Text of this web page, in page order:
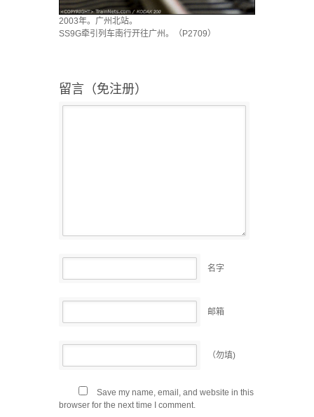
2003年。广州北站。
SS9G牵引列车南行开往广州。（P2709）
留言（免注册）
名字
邮箱
（勿填)
Save my name, email, and website in this
browser for the next time I comment.